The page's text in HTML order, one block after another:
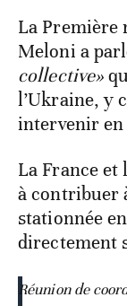
La
Meloni a
collective»
l’Ukraine, y
intervenir en
La France et
à contribuer
stationnée
directement
Réunion de